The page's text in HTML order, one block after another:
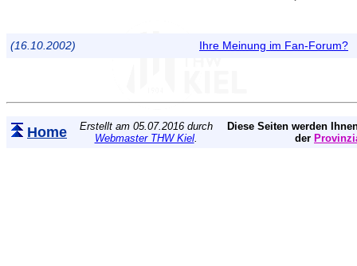
(16.10.2002) Ihre Meinung im Fan-Forum?
Home
Erstellt am 05.07.2016 durch
Webmaster THW Kiel.
Diese Seiten werden
der